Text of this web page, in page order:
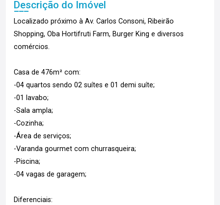
Descrição do Imóvel
Localizado próximo à Av. Carlos Consoni, Ribeirão
Shopping, Oba Hortifruti Farm, Burger King e diversos
comércios.
Casa de 476m² com:
-04 quartos sendo 02 suítes e 01 demi suíte;
-01 lavabo;
-Sala ampla;
-Cozinha;
-Área de serviços;
-Varanda gourmet com churrasqueira;
-Piscina;
-04 vagas de garagem;
Diferenciais: